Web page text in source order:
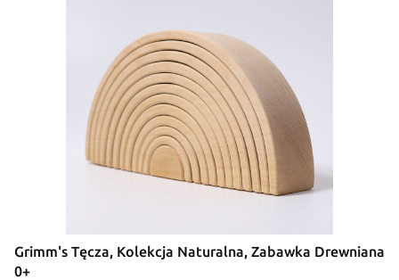
Grimm's Tęcza, Kolekcja Naturalna, Zabawka Drewniana
0+